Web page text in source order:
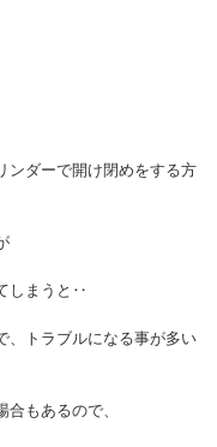
ンダーで開け閉めをする方
しまうと‥
、トラブルになる事が多い
もあるので、